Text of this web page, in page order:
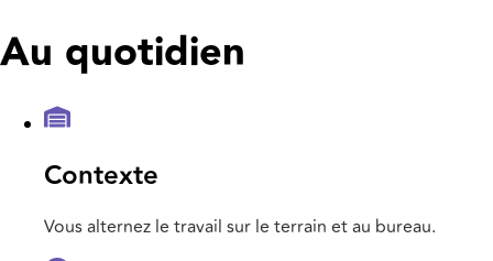
Au quotidien
Contexte
Vous alternez le travail sur le terrain et au bureau.